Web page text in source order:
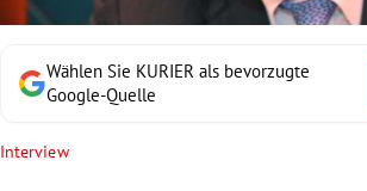
Untermenü
Untermenü
Wählen Sie KURIER als bevorzugte
Google-Quelle
Interview